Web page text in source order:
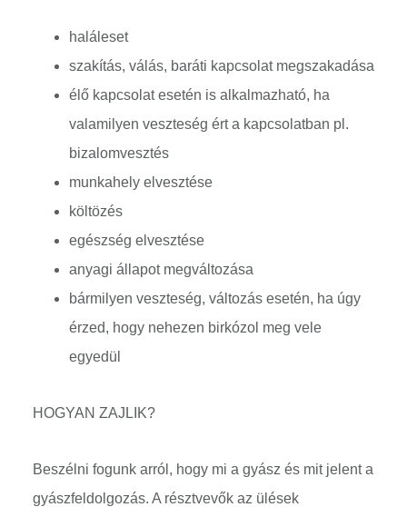
haláleset
szakítás, válás, baráti kapcsolat megszakadása
élő kapcsolat esetén is alkalmazható, ha
valamilyen veszteség ért a kapcsolatban pl.
bizalomvesztés
munkahely elvesztése
költözés
egészség elvesztése
anyagi állapot megváltozása
bármilyen veszteség, változás esetén, ha úgy
érzed, hogy nehezen birkózol meg vele
egyedül
HOGYAN ZAJLIK?
Beszélni fogunk arról, hogy mi a gyász és mit jelent a
gyászfeldolgozás. A résztvevők az ülések